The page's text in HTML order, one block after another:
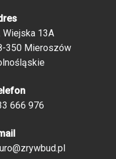
Wiejska 13A
350 Mieroszów
666 976